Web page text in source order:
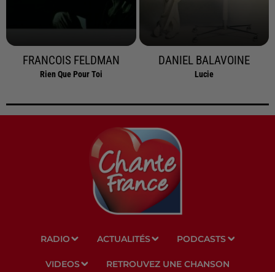
FRANCOIS FELDMAN
Rien Que Pour Toi
DANIEL BALAVOINE
Lucie
RADIO ACTUALITÉS PODCASTS
VIDEOS RETROUVEZ UNE CHANSON